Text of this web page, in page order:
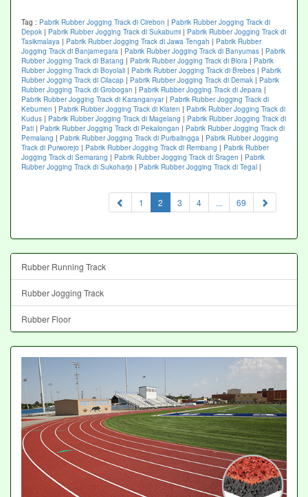
Tag : Pabrik Rubber Jogging Track di Cirebon | Pabrik Rubber Jogging Track di
Depok | Pabrik Rubber Jogging Track di Sukabumi | Pabrik Rubber Jogging Track di
Tasikmalaya | Pabrik Rubber Jogging Track di Jawa Tengah | Pabrik Rubber
Jogging Track di Banjarnegara | Pabrik Rubber Jogging Track di Banyumas | Pabrik
Rubber Jogging Track di Batang | Pabrik Rubber Jogging Track di Blora | Pabrik
Rubber Jogging Track di Boyolali | Pabrik Rubber Jogging Track di Brebes | Pabrik
Rubber Jogging Track di Cilacap | Pabrik Rubber Jogging Track di Demak | Pabrik
Rubber Jogging Track di Grobogan | Pabrik Rubber Jogging Track di Jepara |
Pabrik Rubber Jogging Track di Karanganyar| Pabrik Rubber Jogging Track di
Kebumen | Pabrik Rubber Jogging Track di Klaten | Pabrik Rubber Jogging Track di
Kudus | Pabrik Rubber Jogging Track di Magelang | Pabrik Rubber Jogging Track di
Pati | Pabrik Rubber Jogging Track di Pekalongan | Pabrik Rubber Jogging Track di
Pemalang | Pabrik Rubber Jogging Track di Purbalingga | Pabrik Rubber Jogging
Track di Purworejo | Pabrik Rubber Jogging Track di Rembang | Pabrik Rubber
Jogging Track di Semarang | Pabrik Rubber Jogging Track di Sragen | Pabrik
Rubber Jogging Track di Sukoharjo | Pabrik Rubber Jogging Track di Tegal |
1 2 (current)
3 4 ... 69
Rubber Running Track
Rubber Jogging Track
Rubber Floor